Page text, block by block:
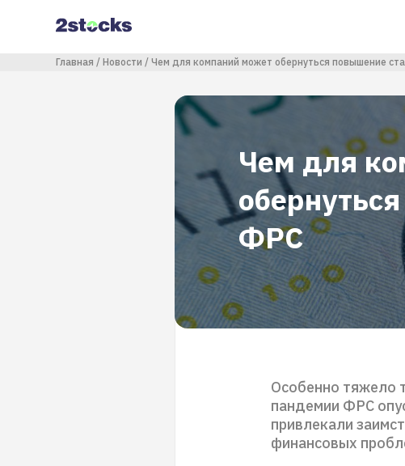
содержанию
Строка навигации
Главная Новости Чем для компаний может обернуться повышение
Чем для
ФРС
Особенно тяжело
пандемии ФРС
привлекали
финансовых